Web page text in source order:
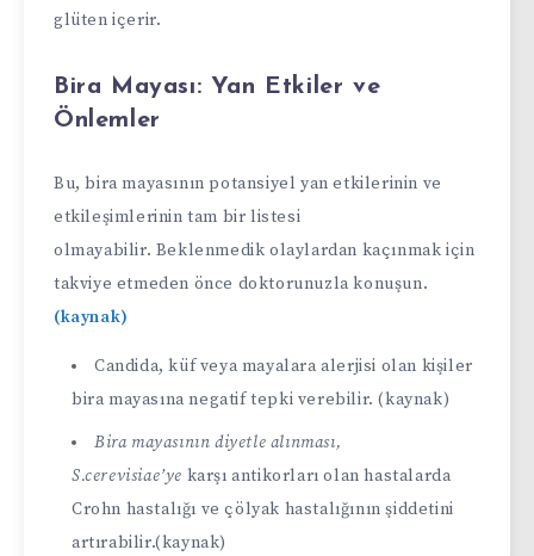
glüten içerir.
Bira Mayası: Yan Etkiler ve
Önlemler
Bu, bira mayasının potansiyel yan etkilerinin ve
etkileşimlerinin tam bir listesi
olmayabilir. Beklenmedik olaylardan kaçınmak için
takviye etmeden önce doktorunuzla konuşun.
(kaynak)
Candida, küf veya mayalara alerjisi olan kişiler
bira mayasına negatif tepki verebilir. (kaynak)
Bira mayasının diyetle alınması,
S.cerevisiae’ye karşı antikorları olan hastalarda
Crohn hastalığı ve çölyak hastalığının şiddetini
artırabilir.(kaynak)